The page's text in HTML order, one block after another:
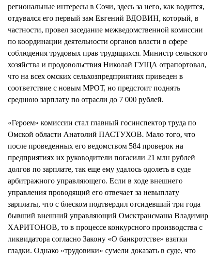
региональные интересы в Сочи, здесь за него, как водится,
отдувался его первый зам Евгений ВДОВИН, который, в
частности, провел заседание межведомственной комиссии
по координации деятельности органов власти в сфере
соблюдения трудовых прав трудящихся. Министр сельского
хозяйства и продовольствия Николай ГУЩА отрапортовал,
что на всех омских сельхозпредприятиях приведен в
соответствие с новым МРОТ, но предстоит поднять
среднюю зарплату по отрасли до 7 000 рублей.
«Героем» комиссии стал главный госинспектор труда по
Омской области Анатолий ПАСТУХОВ. Мало того, что
после проведенных его ведомством 584 проверок на
предприятиях их руководители погасили 21 млн рублей
долгов по зарплате, так еще ему удалось одолеть в суде
арбитражного управляющего. Если в ходе внешнего
управления проводящий его отвечает за невыплату
зарплаты, что с блеском подтвердил отсидевший три года
бывший внешний управляющий Омсктрансмаша Владимир
ХАРИТОНОВ, то в процессе конкурсного производства с
ликвидатора согласно Закону «О банкротстве» взятки
гладки. Однако «трудовики» сумели доказать в суде, что